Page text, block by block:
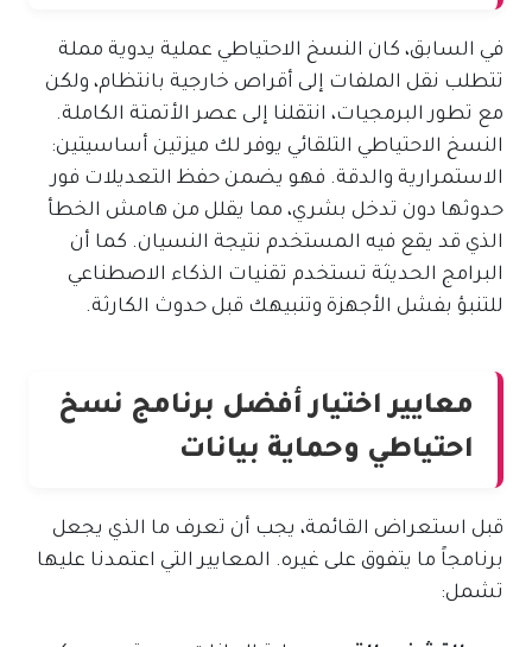
في السابق، كان النسخ الاحتياطي عملية يدوية مملة
تتطلب نقل الملفات إلى أقراص خارجية بانتظام، ولكن
مع تطور البرمجيات، انتقلنا إلى عصر الأتمتة الكاملة.
النسخ الاحتياطي التلقائي يوفر لك ميزتين أساسيتين:
الاستمرارية والدقة. فهو يضمن حفظ التعديلات فور
حدوثها دون تدخل بشري، مما يقلل من هامش الخطأ
الذي قد يقع فيه المستخدم نتيجة النسيان. كما أن
البرامج الحديثة تستخدم تقنيات الذكاء الاصطناعي
للتنبؤ بفشل الأجهزة وتنبيهك قبل حدوث الكارثة.
معايير اختيار أفضل برنامج نسخ
احتياطي وحماية بيانات
قبل استعراض القائمة، يجب أن تعرف ما الذي يجعل
برنامجاً ما يتفوق على غيره. المعايير التي اعتمدنا عليها
تشمل: